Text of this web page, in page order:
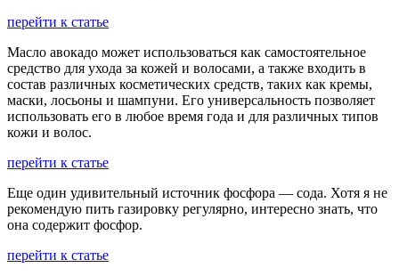
перейти к статье
Масло авокадо может использоваться как самостоятельное
средство для ухода за кожей и волосами, а также входить в
состав различных косметических средств, таких как кремы,
маски, лосьоны и шампуни. Его универсальность позволяет
использовать его в любое время года и для различных типов
кожи и волос.
перейти к статье
Еще один удивительный источник фосфора — сода. Хотя я не
рекомендую пить газировку регулярно, интересно знать, что
она содержит фосфор.
перейти к статье